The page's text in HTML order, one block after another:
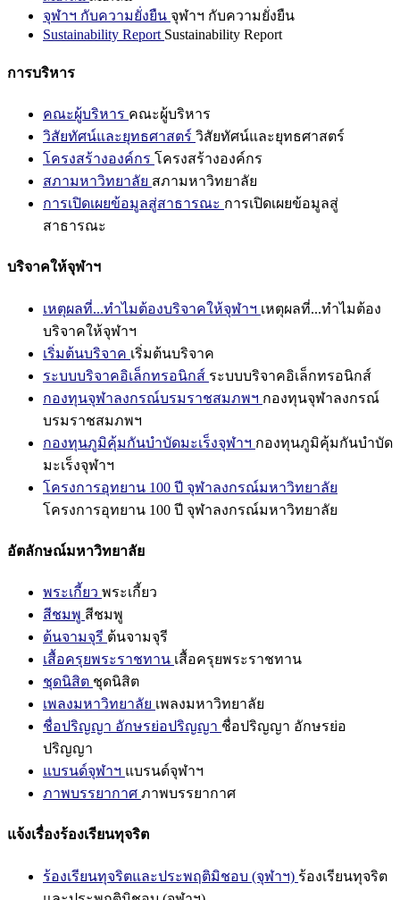
จุฬาฯ กับความยั่งยืน จุฬาฯ กับความยั่งยืน
Sustainability Report Sustainability Report
การบริหาร
คณะผู้บริหาร คณะผู้บริหาร
วิสัยทัศน์และยุทธศาสตร์ วิสัยทัศน์และยุทธศาสตร์
โครงสร้างองค์กร โครงสร้างองค์กร
สภามหาวิทยาลัย สภามหาวิทยาลัย
การเปิดเผยข้อมูลสู่สาธารณะ การเปิดเผยข้อมูลสู่
สาธารณะ
บริจาคให้จุฬาฯ
เหตุผลที่...ทำไมต้องบริจาคให้จุฬาฯ เหตุผลที่...ทำไมต้อง
บริจาคให้จุฬาฯ
เริ่มต้นบริจาค เริ่มต้นบริจาค
ระบบบริจาคอิเล็กทรอนิกส์ ระบบบริจาคอิเล็กทรอนิกส์
กองทุนจุฬาลงกรณ์บรมราชสมภพฯ กองทุนจุฬาลงกรณ์
บรมราชสมภพฯ
กองทุนภูมิคุ้มกันบำบัดมะเร็งจุฬาฯ กองทุนภูมิคุ้มกันบำบัด
มะเร็งจุฬาฯ
โครงการอุทยาน 100 ปี จุฬาลงกรณ์มหาวิทยาลัย
โครงการอุทยาน 100 ปี จุฬาลงกรณ์มหาวิทยาลัย
อัตลักษณ์มหาวิทยาลัย
พระเกี้ยว พระเกี้ยว
สีชมพู สีชมพู
ต้นจามจุรี ต้นจามจุรี
เสื้อครุยพระราชทาน เสื้อครุยพระราชทาน
ชุดนิสิต ชุดนิสิต
เพลงมหาวิทยาลัย เพลงมหาวิทยาลัย
ชื่อปริญญา อักษรย่อปริญญา ชื่อปริญญา อักษรย่อ
ปริญญา
แบรนด์จุฬาฯ แบรนด์จุฬาฯ
ภาพบรรยากาศ ภาพบรรยากาศ
แจ้งเรื่องร้องเรียนทุจริต
ร้องเรียนทุจริตและประพฤติมิชอบ (จุฬาฯ) ร้องเรียนทุจริต